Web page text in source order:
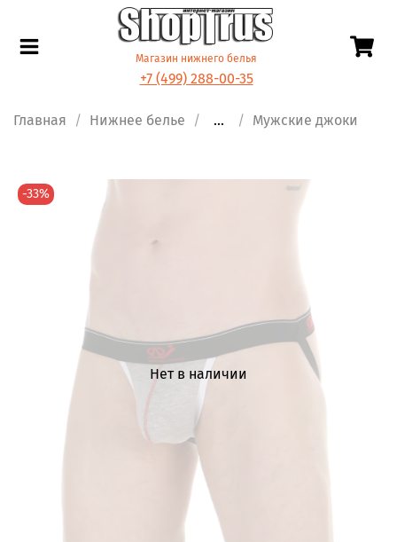
Магазин нижнего белья
+7 (499) 288-00-35
Главная Нижнее белье ... Мужские джоки
Нет в наличии
-33%